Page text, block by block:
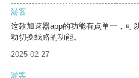
游客
这款加速器app的功能有点单一，可
动切换线路的功能。
2025-02-27
游客